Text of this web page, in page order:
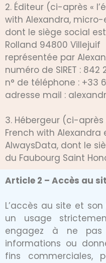
2. Éditeur (ci-après «
with Alexandra, micro-
dont le siège social
Rolland 94800 Villejuif
représentée par
numéro de SIRET : 842
n° de téléphone : +33
adresse mail :
3. Hébergeur (ci-après
French with
AlwaysData, dont le
du Faubourg Saint
Article 2 – Accès au
L’accès au site et
un usage
engagez à ne
informations ou
fins commerciales,